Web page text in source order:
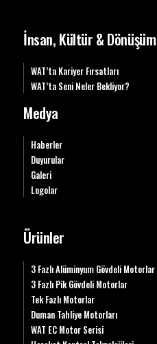
İnsan, Kültür & Dönüşüm
WAT’ta Kariyer Fırsatları
WAT’ta Seni Neler Bekliyor?
Medya
Haberler
Duyurular
Galeri
Logolar
Ürünler
3 Fazlı Alüminyum Gövdeli Motorlar
3 Fazlı Pik Gövdeli Motorlar
Tek Fazlı Motorlar
Duman Tahliye Motorları
WAT EC Motor Serisi